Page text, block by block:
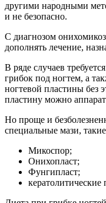
другими народными
и не безопасно.
С диагнозом
дополнять лечение,
В ряде случаев
грибок под ногтем, а
ногтевой пластины без
пластину можно
Но проще и
специальные мази,
Микоспор;
Онихопласт;
Фунгипласт;
кератолитические